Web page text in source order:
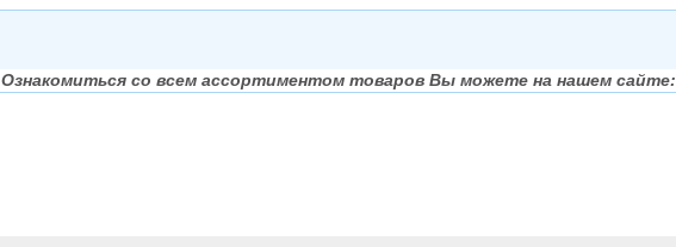
Ознакомиться со всем ассортиментом товаров Вы можете на нашем сайте: